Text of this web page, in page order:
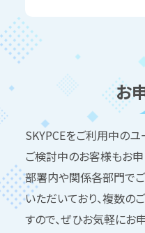
お
SKYPCEをご利用中の
ご検討中のお客様もお申
部署内や関係各部門で
いただいており、複数
すので、ぜひお気軽にお